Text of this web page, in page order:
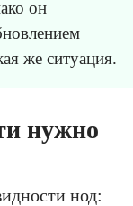
он
же ситуация.
нужно
нод: